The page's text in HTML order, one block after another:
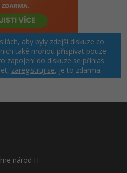
aby byly zdejší diskuze co
také mohou přispívat pouze
zapojení do diskuze se přihlas.
zaregistruj se, je to zdarma.
národ IT